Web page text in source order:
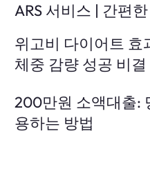
ARS 서비스 | 간편
위고비 다이어트 효
체중 감량 성공 비
200만원 소액대출:
용하는 방법